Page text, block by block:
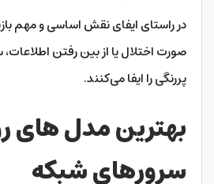
در راستای ایفای نقش اساسی و مهم
صورت اختلال یا از بین رفتن
پررنگی را ایفا می‌کنند.
بهترین مدل های
سرورهای شبکه